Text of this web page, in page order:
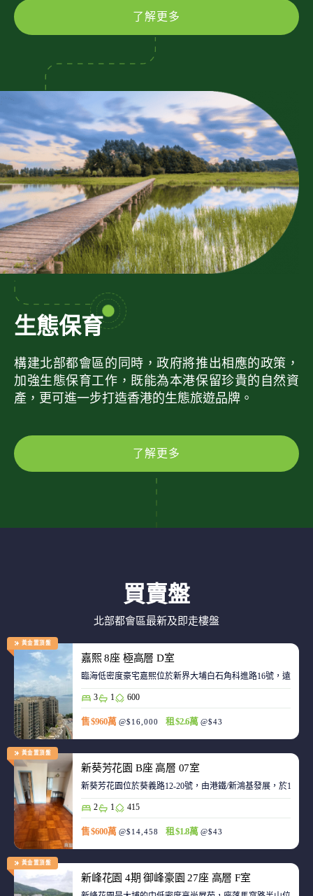
了解更多
生態保育
構建北部都會區的同時，政府將推出相應的政策，
加強生態保育工作，既能為本港保留珍貴的自然資
產，更可進一步打造香港的生態旅遊品牌。
了解更多
買賣盤
北部都會區最新及即走樓盤
黃金置頂盤
嘉熙 8座 極高層 D室
臨海低密度豪宅嘉熙位於新界大埔白石角科進路16號，遠離
3 1 600
售 $960萬 @$16,000 租 $2.6萬 @$43
黃金置頂盤
新葵芳花園 B座 高層 07室
新葵芳花園位於葵義路12-20號，由港鐵/新鴻基發展，於
2 1 415
售 $600萬 @$14,458 租 $1.8萬 @$43
黃金置頂盤
新峰花園 4期 御峰豪園 27座 高層 F室